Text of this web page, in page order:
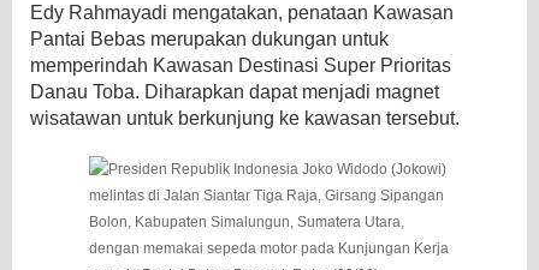
Edy Rahmayadi mengatakan, penataan Kawasan
Pantai Bebas merupakan dukungan untuk
memperindah Kawasan Destinasi Super Prioritas
Danau Toba. Diharapkan dapat menjadi magnet
wisatawan untuk berkunjung ke kawasan tersebut.